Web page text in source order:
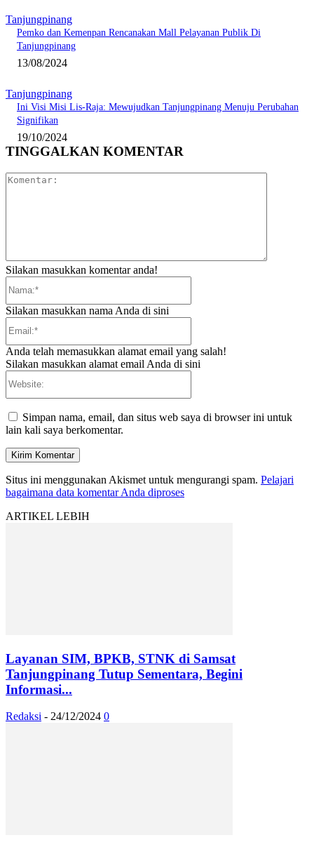
Tanjungpinang
Pemko dan Kemenpan Rencanakan Mall Pelayanan Publik Di
Tanjungpinang
13/08/2024
Tanjungpinang
Ini Visi Misi Lis-Raja: Mewujudkan Tanjungpinang Menuju Perubahan
Signifikan
19/10/2024
TINGGALKAN KOMENTAR
Silakan masukkan komentar anda!
Silakan masukkan nama Anda di sini
Anda telah memasukkan alamat email yang salah!
Silakan masukkan alamat email Anda di sini
Simpan nama, email, dan situs web saya di browser ini untuk
lain kali saya berkomentar.
Situs ini menggunakan Akismet untuk mengurangi spam. Pelajari
bagaimana data komentar Anda diproses
ARTIKEL LEBIH
Layanan SIM, BPKB, STNK di Samsat
Tanjungpinang Tutup Sementara, Begini
Informasi...
Redaksi - 24/12/2024 0